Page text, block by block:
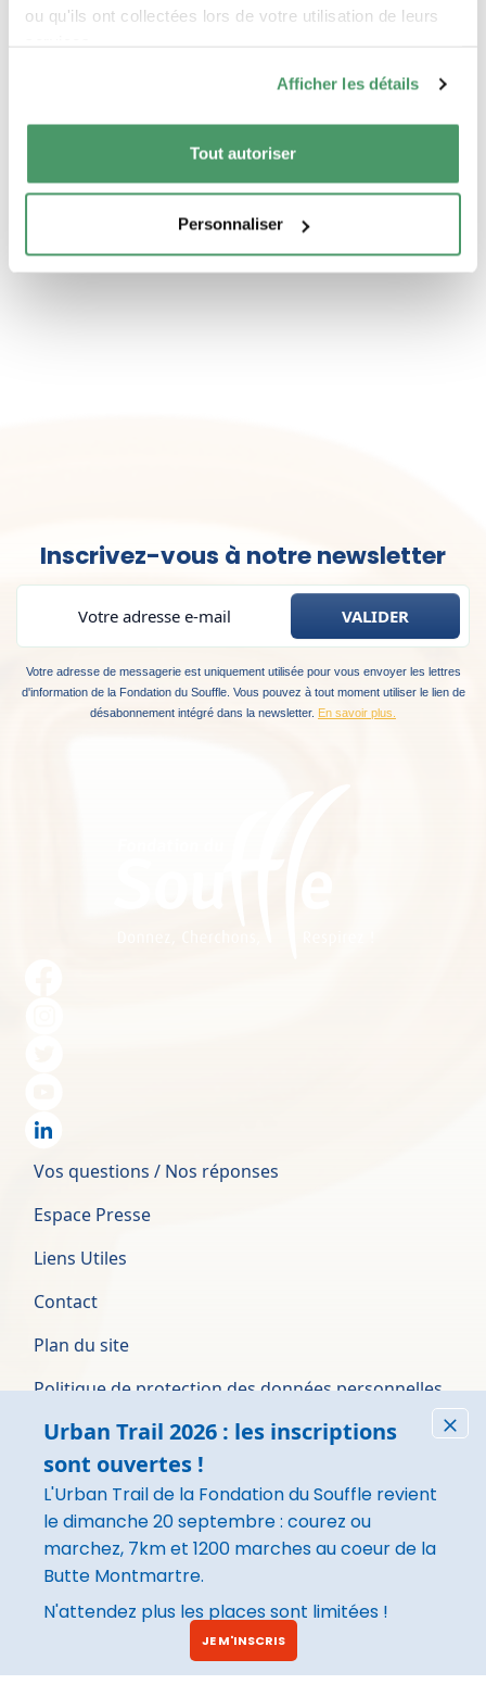
ou qu'ils ont collectées lors de votre utilisation de leurs
Afficher les détails
Tout autoriser
Personnaliser
Inscrivez-vous à notre newsletter
Votre adresse de messagerie est uniquement utilisée pour vous envoyer les lettres
d'information de la Fondation du Souffle. Vous pouvez à tout moment utiliser le lien de
désabonnement intégré dans la newsletter. En savoir plus.
Footer
Vos questions / Nos réponses
Espace Presse
Liens Utiles
Contact
Plan du site
Politique de protection des données personnelles
Conditions générales d’utilisation
Mentions légales
Rapport d'activité
Image
Ce site respecte les principes de la
charte HONcode. Site certifié en
partenariat avec la Haute Autorité
de Santé (HAS).
Urban Trail 2026 : les inscriptions
sont ouvertes !
L'Urban Trail de la Fondation du Souffle revient
le dimanche 20 septembre : courez ou
marchez, 7km et 1200 marches au coeur de la
Butte Montmartre.
N'attendez plus les places sont limitées !
JE M'INSCRIS